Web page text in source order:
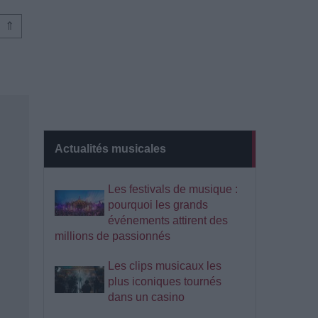
Actualités musicales
Les festivals de musique :
pourquoi les grands
événements attirent des
millions de passionnés
Les clips musicaux les
plus iconiques tournés
dans un casino
⇑